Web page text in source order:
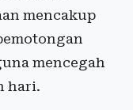
mencakup
mencegah
hari.